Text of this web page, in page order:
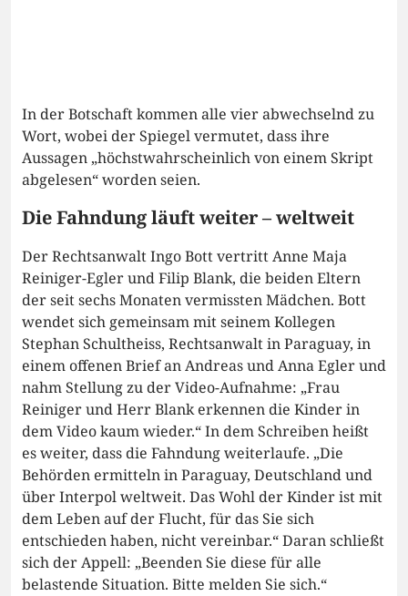
In der Botschaft kommen alle vier abwechselnd zu
Wort, wobei der Spiegel vermutet, dass ihre
Aussagen „höchstwahrscheinlich von einem Skript
abgelesen“ worden seien.
Die Fahndung läuft weiter – weltweit
Der Rechtsanwalt Ingo Bott vertritt Anne Maja
Reiniger-Egler und Filip Blank, die beiden Eltern
der seit sechs Monaten vermissten Mädchen. Bott
wendet sich gemeinsam mit seinem Kollegen
Stephan Schultheiss, Rechtsanwalt in Paraguay, in
einem offenen Brief an Andreas und Anna Egler und
nahm Stellung zu der Video-Aufnahme: „Frau
Reiniger und Herr Blank erkennen die Kinder in
dem Video kaum wieder.“ In dem Schreiben heißt
es weiter, dass die Fahndung weiterlaufe. „Die
Behörden ermitteln in Paraguay, Deutschland und
über Interpol weltweit. Das Wohl der Kinder ist mit
dem Leben auf der Flucht, für das Sie sich
entschieden haben, nicht vereinbar.“ Daran schließt
sich der Appell: „Beenden Sie diese für alle
belastende Situation. Bitte melden Sie sich.“